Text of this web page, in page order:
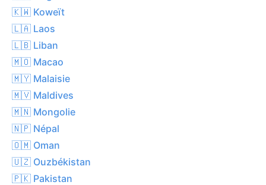
🇰🇼 Koweït
🇱🇦 Laos
🇱🇧 Liban
🇲🇴 Macao
🇲🇾 Malaisie
🇲🇻 Maldives
🇲🇳 Mongolie
🇳🇵 Népal
🇴🇲 Oman
🇺🇿 Ouzbékistan
🇵🇰 Pakistan